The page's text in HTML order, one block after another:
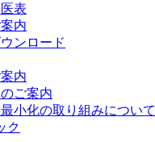
表
内
ンロード
内
ご案内
小化の取り組みについて
ク